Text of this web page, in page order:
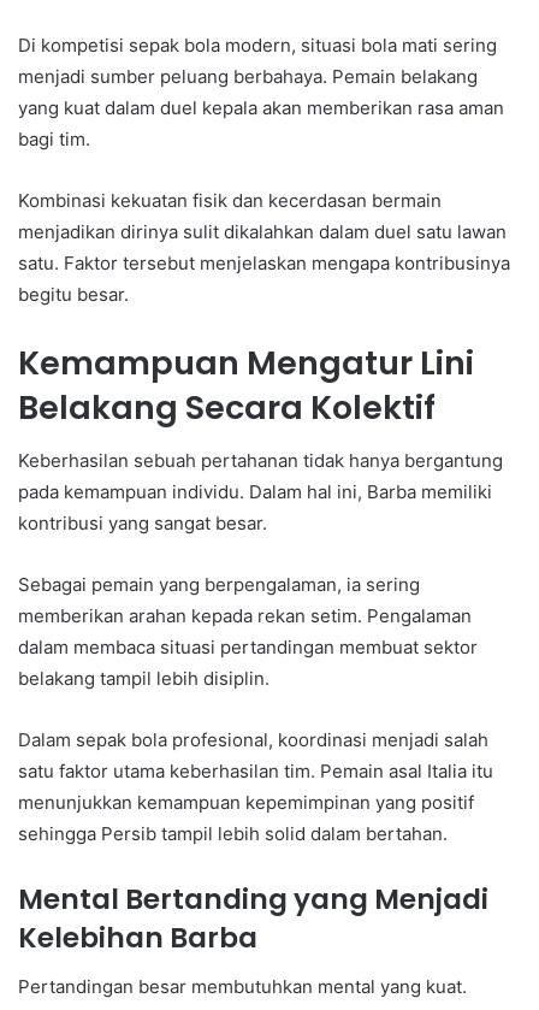
Di kompetisi sepak bola modern, situasi bola mati sering
menjadi sumber peluang berbahaya. Pemain belakang
yang kuat dalam duel kepala akan memberikan rasa aman
bagi tim.
Kombinasi kekuatan fisik dan kecerdasan bermain
menjadikan dirinya sulit dikalahkan dalam duel satu lawan
satu. Faktor tersebut menjelaskan mengapa kontribusinya
begitu besar.
Kemampuan Mengatur Lini
Belakang Secara Kolektif
Keberhasilan sebuah pertahanan tidak hanya bergantung
pada kemampuan individu. Dalam hal ini, Barba memiliki
kontribusi yang sangat besar.
Sebagai pemain yang berpengalaman, ia sering
memberikan arahan kepada rekan setim. Pengalaman
dalam membaca situasi pertandingan membuat sektor
belakang tampil lebih disiplin.
Dalam sepak bola profesional, koordinasi menjadi salah
satu faktor utama keberhasilan tim. Pemain asal Italia itu
menunjukkan kemampuan kepemimpinan yang positif
sehingga Persib tampil lebih solid dalam bertahan.
Mental Bertanding yang Menjadi
Kelebihan Barba
Pertandingan besar membutuhkan mental yang kuat.